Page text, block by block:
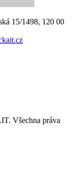
15/1498, 120 00
Všechna práva